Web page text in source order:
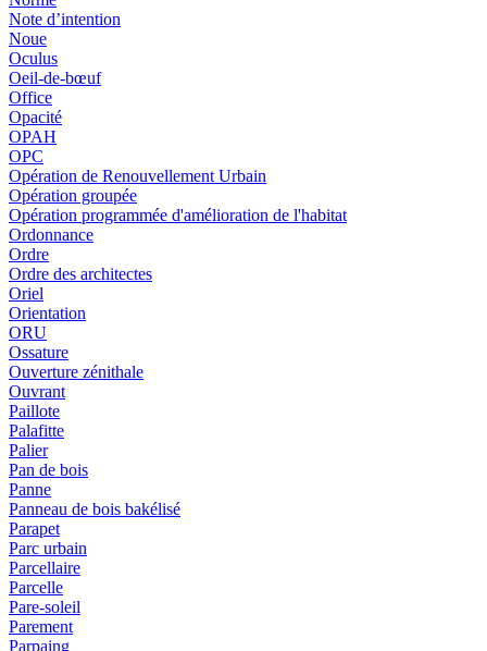
Note d’intention
Noue
Oculus
Oeil-de-bœuf
Office
Opacité
OPAH
OPC
Opération de Renouvellement Urbain
Opération groupée
Opération programmée d'amélioration de l'habitat
Ordonnance
Ordre
Ordre des architectes
Oriel
Orientation
ORU
Ossature
Ouverture zénithale
Ouvrant
Paillote
Palafitte
Palier
Pan de bois
Panne
Panneau de bois bakélisé
Parapet
Parc urbain
Parcellaire
Parcelle
Pare-soleil
Parement
Parpaing